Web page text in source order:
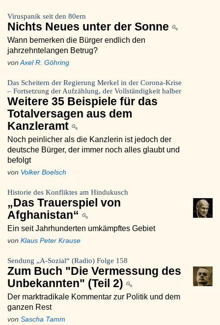
Viruspanik seit den 80ern
Nichts Neues unter der Sonne
Wann bemerken die Bürger endlich den
jahrzehntelangen Betrug?
von Axel R. Göhring
Das Scheitern der Regierung Merkel in der Corona-Krise
– Fortsetzung der Aufzählung, der Vollständigkeit halber
Weitere 35 Beispiele für das
Totalversagen aus dem
Kanzleramt
Noch peinlicher als die Kanzlerin ist jedoch der
deutsche Bürger, der immer noch alles glaubt und
befolgt
von Volker Boelsch
Historie des Konfliktes am Hindukusch
„Das Trauerspiel von
Afghanistan“
Ein seit Jahrhunderten umkämpftes Gebiet
von Klaus Peter Krause
Sendung „A-Sozial“ (Radio) Folge 158
Zum Buch "Die Vermessung des
Unbekannten" (Teil 2)
Der marktradikale Kommentar zur Politik und dem
ganzen Rest
von Sascha Tamm